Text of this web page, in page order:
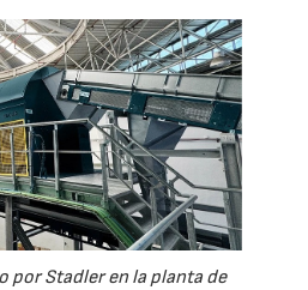
por Stadler en la planta de